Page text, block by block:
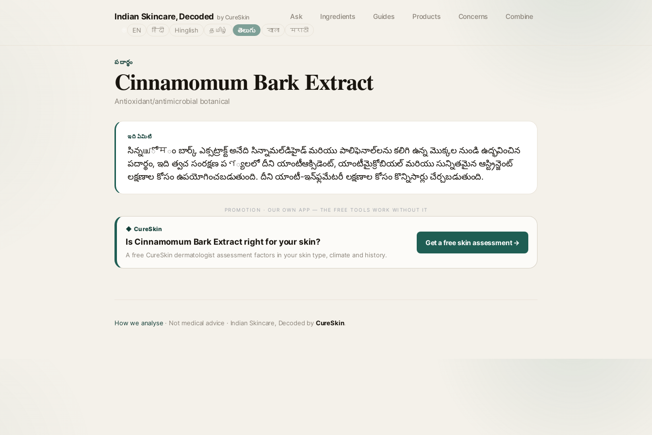
Indian Skincare, Decoded by CureSkin Ask Ingredients Guides Products Concerns Combine
EN हिंदी Hinglish தமிழ் తెలుగు বাংলা मराठी
పదార్థం
Cinnamomum Bark Extract
Antioxidant/antimicrobial botanical
ఇది ఏమిటి
సిన్నամోमం బార్క్ ఎక్సట్రాక్ట్ అనేది సిన్నామల్‌డిహైడ్ మరియు పాలిఫెనాల్‌లను కలిగి ఉన్న మొక్కల నుండి ఉద్భవించిన
పదార్థం, ఇది త్వచ సంరక్షణ పণ్యలలో దీని యాంటీఆక్సిడెంట్, యాంటీమైక్రోబియల్ మరియు సున్నితమైన ఆస్ట్రిన్జెంట్
లక్షణాల కోసం ఉపయోగించబడుతుంది. దీని యాంటీ-ఇన్‌ఫ్లమేటరీ లక్షణాల కోసం కొన్నిసార్లు చేర్చబడుతుంది.
PROMOTION · OUR OWN APP — THE FREE TOOLS WORK WITHOUT IT
◆ CureSkin
Is Cinnamomum Bark Extract right for your skin?
A free CureSkin dermatologist assessment factors in your skin type, climate and history.
Get a free skin assessment →
How we analyse · Not medical advice · Indian Skincare, Decoded by CureSkin.